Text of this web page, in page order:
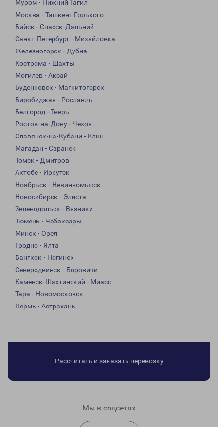
Муром - Нижний Тагил
Москва - Ташкент Горького
Бийск - Спасск-Дальний
Санкт-Петербург - Михайловка
Железногорск - Дубна
Кострома - Шахты
Могилев - Аксай
Буденновск - Магнитогорск
Биробиджан - Рославль
Белгород - Тверь
Ростов-на-Дону - Чехов
Славянск-на-Кубани - Клин
Магадан - Саранск
Томск - Дмитров
Актобе - Иркутск
Ноябрьск - Невинномысск
Новосибирск - Элиста
Зеленодольск - Вязники
Тюмень - Чебоксары
Минск - Орел
Гродно - Ялта
Бангкок - Ногинск
Северодвинск - Боровичи
Каменск-Шахтинский - Миасс
Тара - Новомосковск
Пермь - Астрахань
Рассчитать и заказать перевозку
Мы в соцсетях